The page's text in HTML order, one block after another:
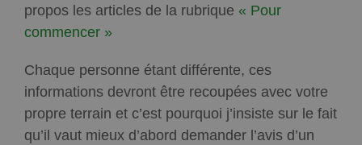
propos les articles de la rubrique « Pour
commencer »
Chaque personne étant différente, ces
informations devront être recoupées avec votre
propre terrain et c’est pourquoi j’insiste sur le fait
qu’il vaut mieux d’abord demander l’avis d’un